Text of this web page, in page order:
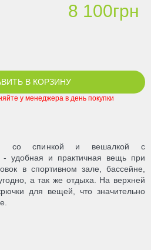
8 100грн
В КОРЗИНУ
у менеджера в день покупки
со спинкой и вешалкой с
- удобная и практичная вещь при
в спортивном зале, бассейне,
а так же отдыха. На верхней
для вещей, что значительно